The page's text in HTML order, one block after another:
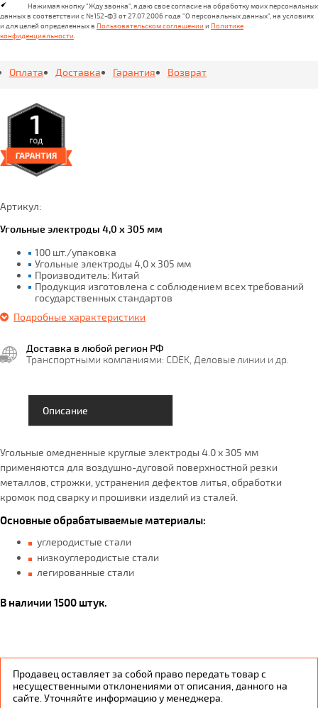
Нажимая кнопку "Жду звонка", я даю свое согласие на обработку моих персональных
данных в соответствии с №152-ФЗ от 27.07.2006 года "О персональных данных", на условиях
и для целей определенных в Пользовательском соглашении и Политике
конфиденциальности
Оплата Доставка Гарантия Возврат
Артикул:
Угольные электроды 4,0 х 305 мм
100 шт./упаковка
Угольные электроды 4,0 х 305 мм
Производитель: Китай
Продукция изготовлена с соблюдением всех требований
государственных стандартов
Подробные характеристики
Доставка в любой регион РФ
Транспортными компаниями: CDEK, Деловые линии и др.
Описание
Угольные омедненные круглые электроды 4.0 x 305 мм
применяются для воздушно-дуговой поверхностной резки
металлов, строжки, устранения дефектов литья, обработки
кромок под сварку и прошивки изделий из сталей.
Основные обрабатываемые материалы:
углеродистые стали
низкоуглеродистые стали
легированные стали
В наличии 1500 штук.
Продавец оставляет за собой право передать товар с
несущественными отклонениями от описания, данного на
сайте. Уточняйте информацию у менеджера.